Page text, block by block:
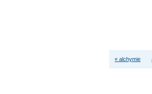
« alchymie